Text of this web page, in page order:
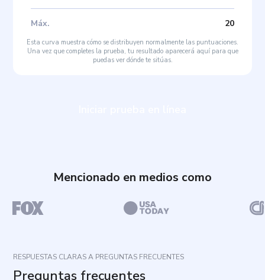
Máx. 20
Esta curva muestra cómo se distribuyen normalmente las puntuaciones.
Una vez que completes la prueba, tu resultado aparecerá aquí para que
puedas ver dónde te sitúas.
Mencionado en medios como
RESPUESTAS CLARAS A PREGUNTAS FRECUENTES
Preguntas frecuentes